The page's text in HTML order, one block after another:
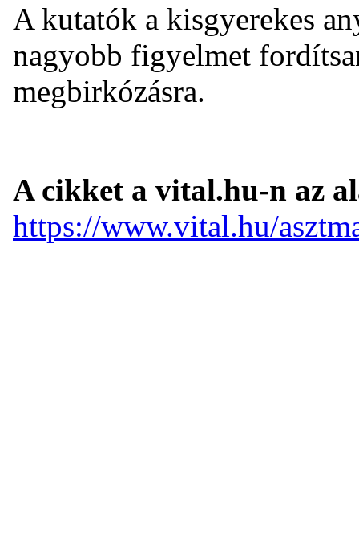
A kutatók a kisgyerekes
nagyobb figyelmet
megbirkózásra.
A cikket a vital.hu-n az
https://www.vital.hu/